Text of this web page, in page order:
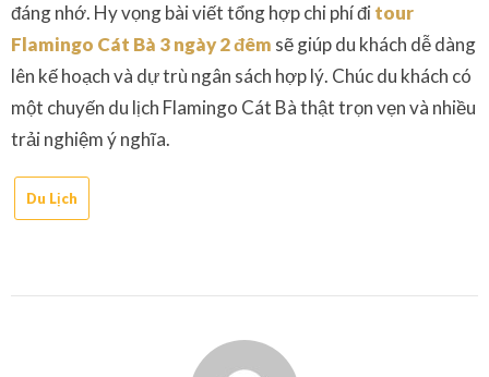
đáng nhớ. Hy vọng bài viết tổng hợp chi phí đitour
Flamingo Cát Bà 3 ngày 2 đêm sẽ giúp du khách dễ dàng
lên kế hoạch và dự trù ngân sách hợp lý. Chúc du khách có
một chuyến du lịch Flamingo Cát Bà thật trọn vẹn và nhiều
trải nghiệm ý nghĩa.
Du Lịch